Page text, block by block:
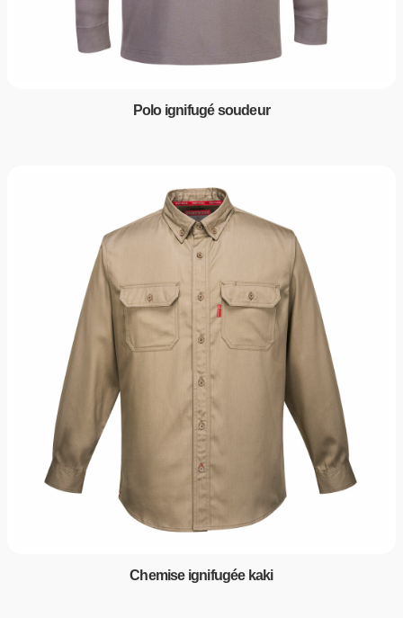
Polo ignifugé soudeur
Chemise ignifugée kaki